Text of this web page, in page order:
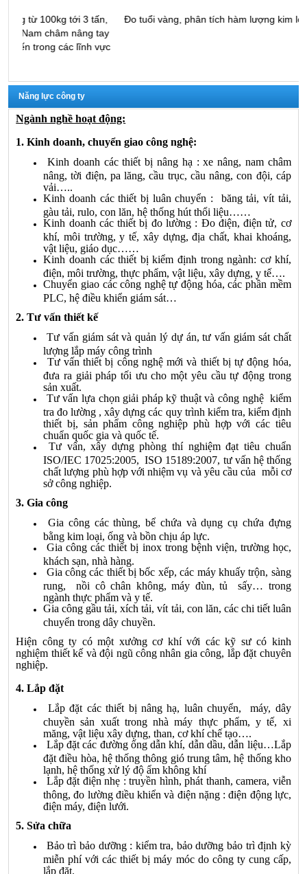
Đo tuổi vàng, phân tích hàm lượng kim loại lẫn trong vàng
Năng lực công ty
Ngành nghề hoạt động:
1. Kinh doanh, chuyển giao công nghệ:
Kinh doanh các thiết bị nâng hạ : xe nâng, nam châm
nâng, tời điện, pa lăng, cầu trục, cầu nâng, con đội, cáp
vải…..
Kinh doanh các thiết bị luân chuyển : băng tải, vít tải,
gàu tải, rulo, con lăn, hệ thống hút thổi liệu……
Kinh doanh các thiết bị đo lường : Đo điện, điện tử, cơ
khí, môi trường, y tế, xây dựng, địa chất, khai khoáng,
vật liệu, giáo dục……
Kinh doanh các thiết bị kiểm định trong ngành: cơ khí,
điện, môi trường, thực phẩm, vật liệu, xây dựng, y tế….
Chuyển giao các công nghệ tự động hóa, các phần mềm
PLC, hệ điều khiển giám sát…
2. Tư vấn thiết kế
Tư vấn giám sát và quản lý dự án, tư vấn giám sát chất
lượng lắp máy công trình
Tư vấn thiết bị công nghệ mới và thiết bị tự động hóa,
đưa ra giải pháp tối ưu cho một yêu cầu tự động trong
sản xuất.
Tư vấn lựa chọn giải pháp kỹ thuật và công nghệ kiểm
tra đo lường , xây dựng các quy trình kiểm tra, kiểm định
thiết bị, sản phẩm công nghiệp phù hợp với các tiêu
chuẩn quốc gia và quốc tế.
Tư vấn, xây dựng phòng thí nghiệm đạt tiêu chuẩn
ISO/IEC 17025:2005, ISO 15189:2007, tư vấn hệ thống
chất lượng phù hợp với nhiệm vụ và yêu cầu của mỗi cơ
sở công nghiệp.
3. Gia công
Gia công các thùng, bể chứa và dụng cụ chứa đựng
bằng kim loại, ống và bồn chịu áp lực.
Gia công các thiết bị inox trong bệnh viện, trường học,
khách sạn, nhà hàng.
Gia công các thiết bị bốc xếp, các máy khuấy trộn, sàng
rung, nồi cô chân không, máy đùn, tủ sấy… trong
ngành thực phẩm và y tế.
Gia công gầu tải, xích tải, vít tải, con lăn, các chi tiết luân
chuyển trong dây chuyền.
Hiện công ty có một xưởng cơ khí với các kỹ sư có kinh
nghiệm thiết kế và đội ngũ công nhân gia công, lắp đặt chuyên
nghiệp.
4. Lắp đặt
Lắp đặt các thiết bị nâng hạ, luân chuyển, máy, dây
chuyền sản xuất trong nhà máy thực phẩm, y tế, xi
măng, vật liệu xây dựng, than, cơ khí chế tạo….
Lắp đặt các đường ống dẫn khí, dẫn dầu, dẫn liệu…Lắp
đặt điều hòa, hệ thống thông gió trung tâm, hệ thống kho
lạnh, hệ thống xử lý độ ẩm không khí
Lắp đặt điện nhẹ : truyền hình, phát thanh, camera, viễn
thông, đo lường điều khiển và điện nặng : điện động lực,
điện máy, điện lưới.
5. Sửa chữa
Bảo trì bảo dưỡng : kiểm tra, bảo dưỡng bảo trì định kỳ
miễn phí với các thiết bị máy móc do công ty cung cấp,
lắp đặt.